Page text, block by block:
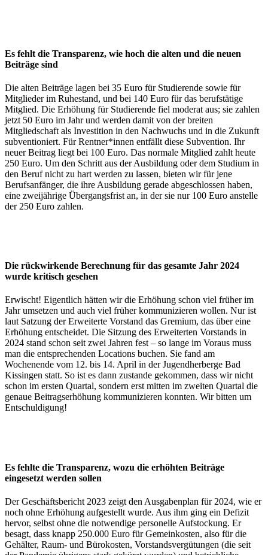
Es fehlt die Transparenz, wie hoch die alten und die neuen
Beiträge sind
Die alten Beiträge lagen bei 35 Euro für Studierende sowie für
Mitglieder im Ruhestand, und bei 140 Euro für das berufstätige
Mitglied. Die Erhöhung für Studierende fiel moderat aus; sie zahlen
jetzt 50 Euro im Jahr und werden damit von der breiten
Mitgliedschaft als Investition in den Nachwuchs und in die Zukunft
subventioniert. Für Rentner*innen entfällt diese Subvention. Ihr
neuer Beitrag liegt bei 100 Euro. Das normale Mitglied zahlt heute
250 Euro. Um den Schritt aus der Ausbildung oder dem Studium in
den Beruf nicht zu hart werden zu lassen, bieten wir für jene
Berufsanfänger, die ihre Ausbildung gerade abgeschlossen haben,
eine zweijährige Übergangsfrist an, in der sie nur 100 Euro anstelle
der 250 Euro zahlen.
Die rückwirkende Berechnung für das gesamte Jahr 2024
wurde kritisch gesehen
Erwischt! Eigentlich hätten wir die Erhöhung schon viel früher im
Jahr umsetzen und auch viel früher kommunizieren wollen. Nur ist
laut Satzung der Erweiterte Vorstand das Gremium, das über eine
Erhöhung entscheidet. Die Sitzung des Erweiterten Vorstands in
2024 stand schon seit zwei Jahren fest – so lange im Voraus muss
man die entsprechenden Locations buchen. Sie fand am
Wochenende vom 12. bis 14. April in der Jugendherberge Bad
Kissingen statt. So ist es dann zustande gekommen, dass wir nicht
schon im ersten Quartal, sondern erst mitten im zweiten Quartal die
genaue Beitragserhöhung kommunizieren konnten. Wir bitten um
Entschuldigung!
Es fehlte die Transparenz, wozu die erhöhten Beiträge
eingesetzt werden sollen
Der Geschäftsbericht 2023 zeigt den Ausgabenplan für 2024, wie er
noch ohne Erhöhung aufgestellt wurde. Aus ihm ging ein Defizit
hervor, selbst ohne die notwendige personelle Aufstockung. Er
besagt, dass knapp 250.000 Euro für Gemeinkosten, also für die
Gehälter, Raum- und Bürokosten, Vorstandsvergütungen (die seit